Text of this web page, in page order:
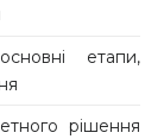
етапи,
рішення